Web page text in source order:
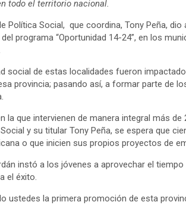
todo el territorio nacional.
Política Social, que coordina, Tony Peña,
programa “Oportunidad 14-24”, en los
social de estas localidades fueron
provincia; pasando así, a formar parte de
la que intervienen de manera integral más de
y su titular Tony Peña, se espera que
o que inicien sus propios proyectos de
instó a los jóvenes a aprovechar el
el éxito.
ustedes la primera promoción de esta